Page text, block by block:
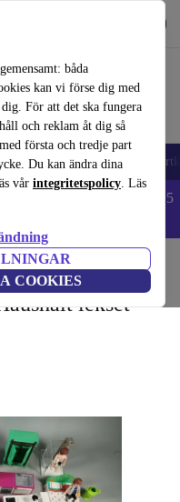
båda
kan vi förse dig med
För att det ska fungera
och reklam åt dig så
första och tredje part
Du kan ändra dina
vår integritetspolicy. Läs
COOKIES
datorer Surfplattor
laptops - Code: LAPTOP5
lekset -